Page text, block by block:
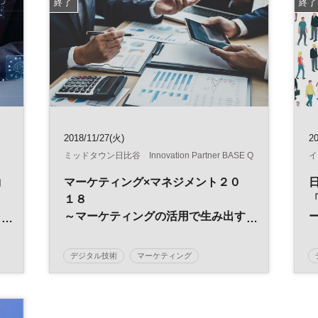
終了
2018/11/27(火)
ミッドタウン日比谷 Innovation Partner BASE Q
マーケティング×マネジメント２０
１８
～マーケティングの活用で生み出す
デジタル技術 マーケティング
終了